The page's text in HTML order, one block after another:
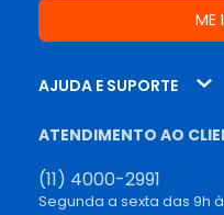
AJUDA E SUPORTE
ATENDIMENTO AO
(11) 4000-2991
Segunda a sexta das 9h